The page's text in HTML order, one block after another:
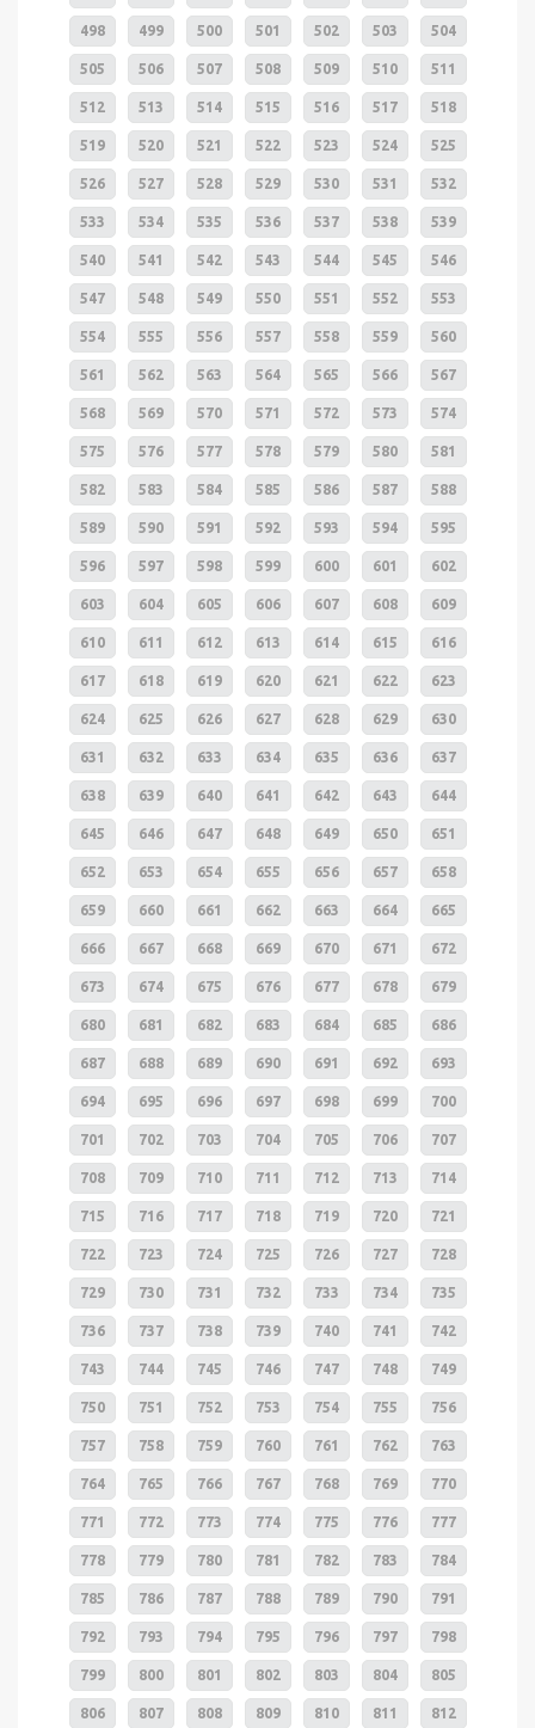
498 499 500 501 502 503 504
505 506 507 508 509 510 511
512 513 514 515 516 517 518
519 520 521 522 523 524 525
526 527 528 529 530 531 532
533 534 535 536 537 538 539
540 541 542 543 544 545 546
547 548 549 550 551 552 553
554 555 556 557 558 559 560
561 562 563 564 565 566 567
568 569 570 571 572 573 574
575 576 577 578 579 580 581
582 583 584 585 586 587 588
589 590 591 592 593 594 595
596 597 598 599 600 601 602
603 604 605 606 607 608 609
610 611 612 613 614 615 616
617 618 619 620 621 622 623
624 625 626 627 628 629 630
631 632 633 634 635 636 637
638 639 640 641 642 643 644
645 646 647 648 649 650 651
652 653 654 655 656 657 658
659 660 661 662 663 664 665
666 667 668 669 670 671 672
673 674 675 676 677 678 679
680 681 682 683 684 685 686
687 688 689 690 691 692 693
694 695 696 697 698 699 700
701 702 703 704 705 706 707
708 709 710 711 712 713 714
715 716 717 718 719 720 721
722 723 724 725 726 727 728
729 730 731 732 733 734 735
736 737 738 739 740 741 742
743 744 745 746 747 748 749
750 751 752 753 754 755 756
757 758 759 760 761 762 763
764 765 766 767 768 769 770
771 772 773 774 775 776 777
778 779 780 781 782 783 784
785 786 787 788 789 790 791
792 793 794 795 796 797 798
799 800 801 802 803 804 805
806 807 808 809 810 811 812